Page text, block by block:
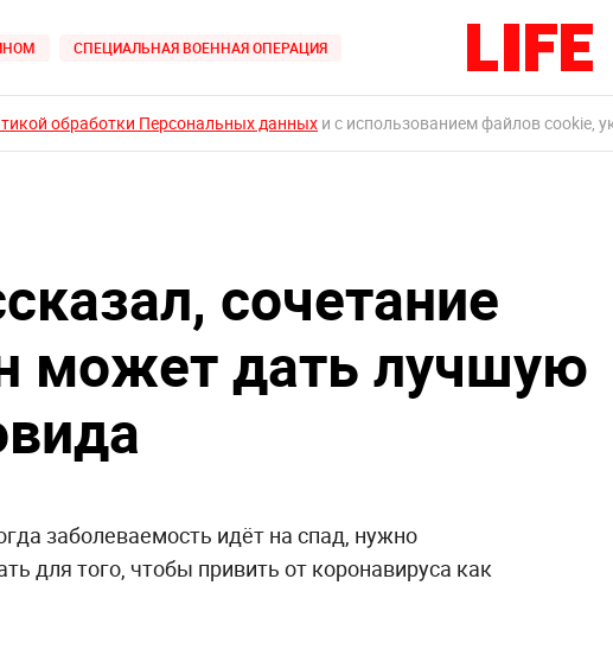
СПЕЦИАЛЬНАЯ ВОЕННАЯ ОПЕРАЦИЯ
обработки Персональных данных и с использованием файлов cookie,
сочетание
может дать лучшую
заболеваемость идёт на спад, нужно
для того, чтобы привить от коронавируса как